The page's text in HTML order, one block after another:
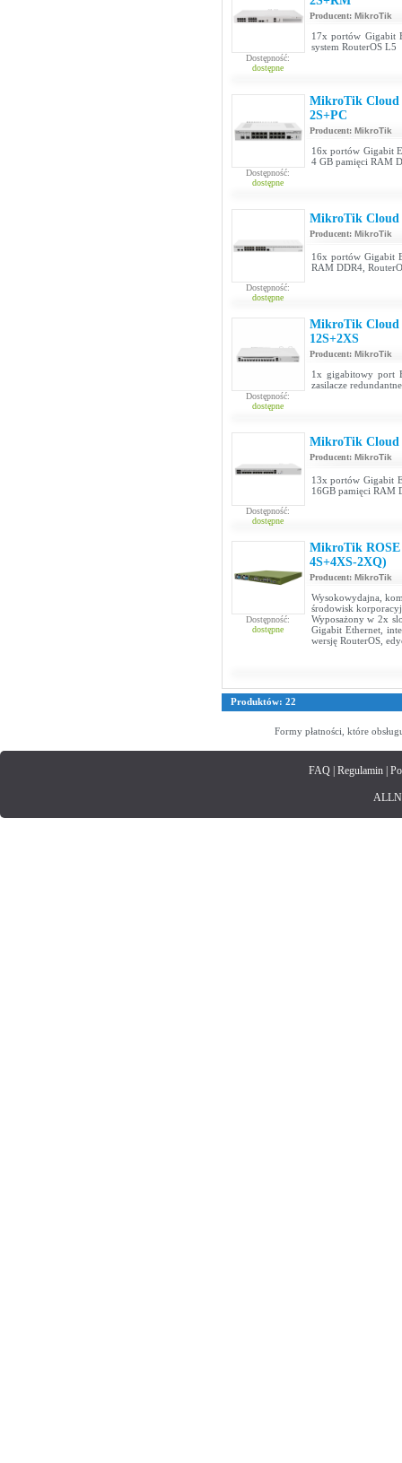
Dostępność:
dostępne
Producent: MikroTik
17x portów Gigabit
system RouterOS L5
Dostępność:
dostępne
MikroTik Cloud
2S+PC
Producent: MikroTik
16x portów Gigabit
4 GB pamięci RAM
Dostępność:
dostępne
MikroTik Cloud
Producent: MikroTik
16x portów Gigabit
RAM DDR4,
Dostępność:
dostępne
MikroTik Cloud
12S+2XS
Producent: MikroTik
1x gigabitowy port
zasilacze
Dostępność:
dostępne
MikroTik Cloud
Producent: MikroTik
13x portów Gigabit
16GB pamięci RAM
Dostępność:
dostępne
MikroTik ROSE
4S+4XS-2XQ)
Producent: MikroTik
Wysokowydajna,
środowisk
Wyposażony w 2x
Gigabit Ethernet,
wersję RouterOS,
Produktów: 22
Formy płatności, które
FAQ| Regulamin|